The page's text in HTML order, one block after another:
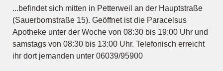
...befindet sich mitten in Petterweil an der Hauptstraße
(Sauerbornstraße 15). Geöffnet ist die Paracelsus
Apotheke unter der Woche von 08:30 bis 19:00 Uhr und
samstags von 08:30 bis 13:00 Uhr. Telefonisch erreicht
ihr dort jemanden unter 06039/95900